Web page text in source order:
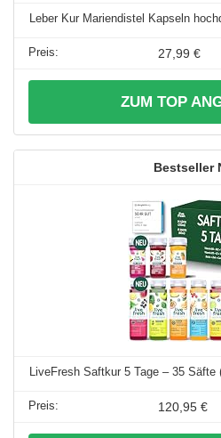
Leber Kur Mariendistel Kapseln
27,99 €
ZUM TOP
LiveFresh Saftkur 5 Tage – 35 Säfte
120,95 €